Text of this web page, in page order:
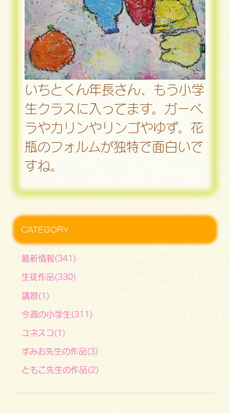
いちとくん年長さん、もう小学
生クラスに入ってます。ガーベ
ラやカリンやリンゴやゆず。花
瓶のフォルムが独特で面白いで
すね。
CATEGORY
最新情報(341)
生徒作品(330)
講習(1)
今週の小学生(311)
ユネスコ(1)
すみお先生の作品(3)
ともこ先生の作品(2)